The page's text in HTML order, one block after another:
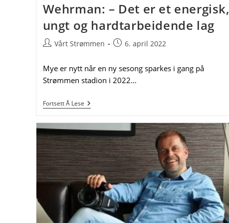
Wehrman: – Det er et energisk,
ungt og hardtarbeidende lag
PostVårt Strømmen
Post6. april 2022
Mye er nytt når en ny sesong sparkes i gang på
Strømmen stadion i 2022…
Fortsett Å LeseStrømmen
IFs
Wehrman:
–
Det
Er
Energisk,
Ungt
Og
Hardtarbeidende
Lag